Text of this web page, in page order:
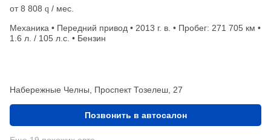
от8 808 q / мес.
Механика • Передний привод • 2013 г. в. • Пробег: 271 705 км •
1.6 л. / 105 л.с. • Бензин
Набережные Челны, Проспект Тозелеш, 27
Позвонить в автосалон